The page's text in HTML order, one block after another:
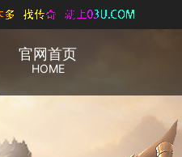
官网首页
HOME